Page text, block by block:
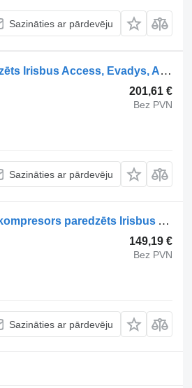
Sazināties ar pārdevēju
Knorr-Bremse CITELIS (01.05-) ZB4412 gaisa žāvētājs paredzēts Irisbus Access, Evadys, Axer, Karosa, Recreo, Domino, Agora, Citelis, Eurorider (1999-) autobusa
201,61 €
Bez PVN
Sazināties ar pārdevēju
IVECO CROSSWAY (01.06-) K031813 LK4969 pneimatiskais kompresors paredzēts Irisbus Arway, Crossway, Crealis, Magelys, Proway, Daily Tourys (2006-) autobusa
149,19 €
Bez PVN
Sazināties ar pārdevēju